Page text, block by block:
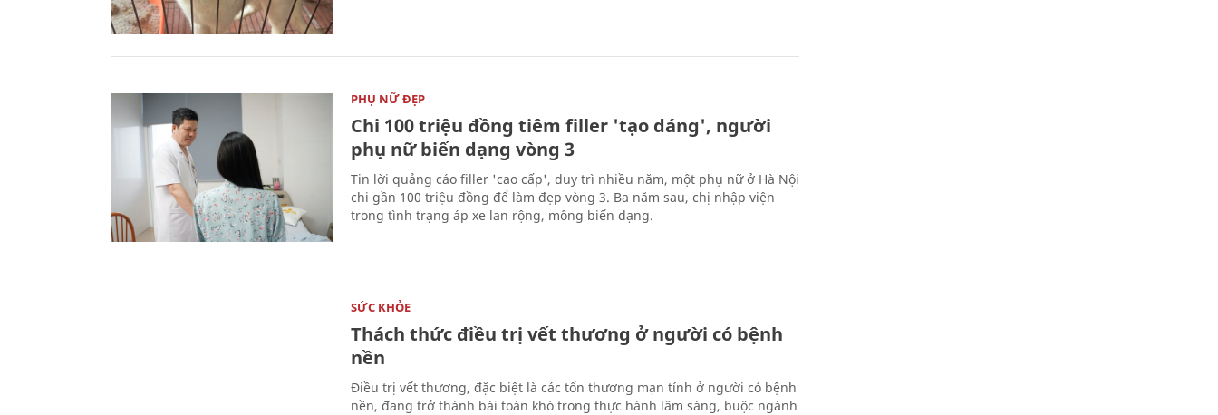
PHỤ NỮ ĐẸP
Chi 100 triệu đồng tiêm filler 'tạo dáng', người
phụ nữ biến dạng vòng 3
Tin lời quảng cáo filler 'cao cấp', duy trì nhiều năm, một phụ nữ ở Hà Nội
chi gần 100 triệu đồng để làm đẹp vòng 3. Ba năm sau, chị nhập viện
trong tình trạng áp xe lan rộng, mông biến dạng.
SỨC KHỎE
Thách thức điều trị vết thương ở người có bệnh
nền
Điều trị vết thương, đặc biệt là các tổn thương mạn tính ở người có bệnh
nền, đang trở thành bài toán khó trong thực hành lâm sàng, buộc ngành